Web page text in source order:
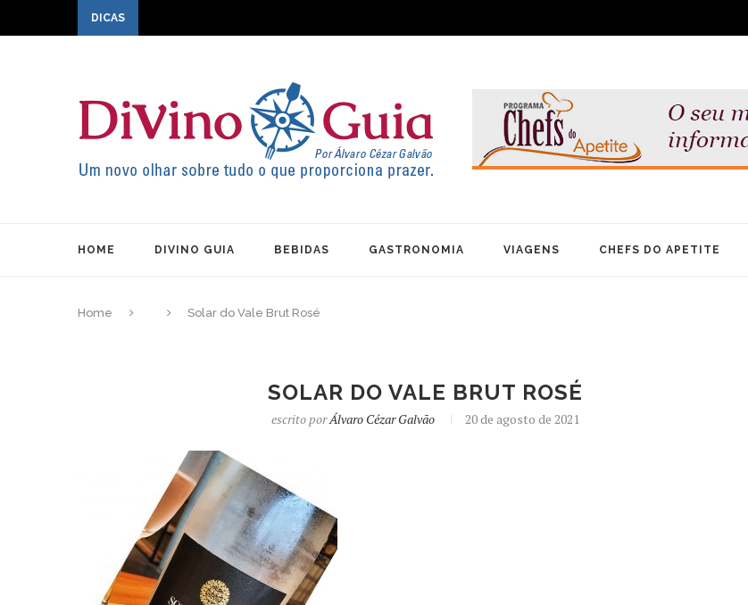
DICAS
HOME DIVINO GUIA BEBIDAS GASTRONOMIA VIAGENS CHEFS DO APETITE
Home Solar do Vale Brut Rosé
SOLAR DO VALE BRUT ROSÉ
escrito porÁlvaro Cézar Galvão 20 de agosto de 2021